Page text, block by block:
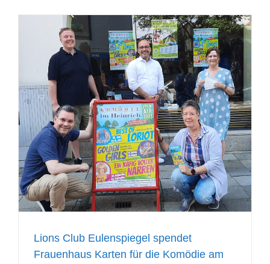
Lions Club Eulenspiegel spendet
Frauenhaus Karten für die Komödie am